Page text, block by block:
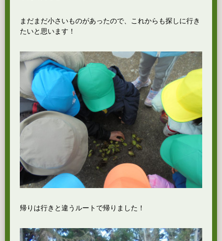
まだまだ小さいものがあったので、これからも探しに行き
たいと思います！
帰りは行きと違うルートで帰りました！